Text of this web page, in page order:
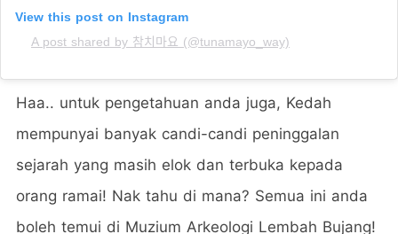
View this post on Instagram
A post shared by 참치마요 (@tunamayo_way)
Haa.. untuk pengetahuan anda juga, Kedah
mempunyai banyak candi-candi peninggalan
sejarah yang masih elok dan terbuka kepada
orang ramai! Nak tahu di mana? Semua ini anda
boleh temui di Muzium Arkeologi Lembah Bujang!